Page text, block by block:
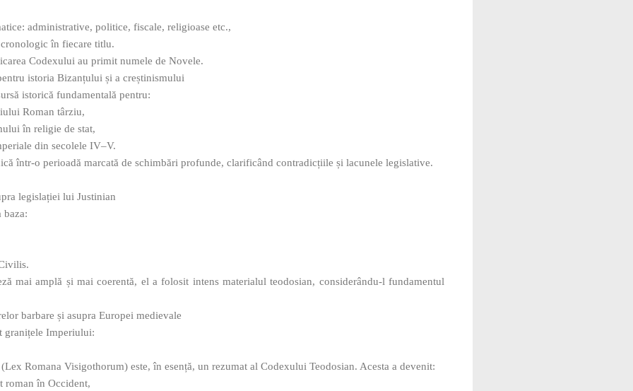
administrative, politice, fiscale, religioase etc.,
în fiecare titlu.
Codexului au primit numele de Novele.
istoria Bizanțului și a creștinismului
istorică fundamentală pentru:
Roman târziu,
în religie de stat,
din secolele IV–V.
într‑o perioadă marcată de schimbări profunde, clarificând contradicțiile și lacunele legislative.
legislației lui Justinian
baza:
mai amplă și mai coerentă, el a folosit intens materialul teodosian, considerându‑l fundamentul
barbare și asupra Europei medievale
granițele Imperiului:
Romana Visigothorum) este, în esență, un rezumat al Codexului Teodosian. Acesta a devenit:
roman în Occident,